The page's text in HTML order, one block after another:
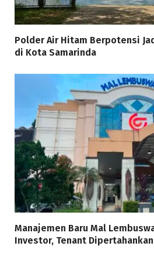
Polder Air Hitam Berpotensi
di Kota Samarinda
Manajemen Baru Mal
Investor, Tenant Dipertahankan